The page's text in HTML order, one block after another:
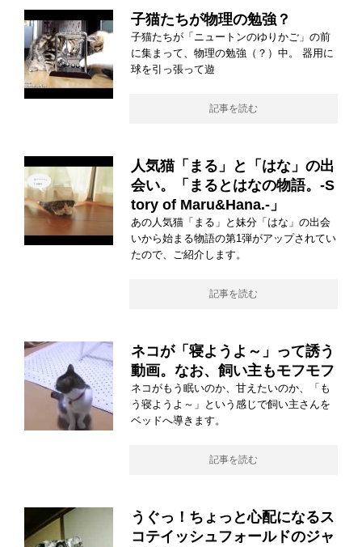
子猫たちが物理の勉強？
子猫たちが「ニュートンのゆりかご」の前
に集まって、物理の勉強（？）中。 器用に
球を引っ張って遊
記事を読む
人気猫「まる」と「はな」の出
会い。「まるとはなの物語。-S
tory of Maru&Hana.-」
あの人気猫「まる」と妹分「はな」の出会
いから始まる物語の第1弾がアップされてい
たので、ご紹介します。
記事を読む
ネコが「寝ようよ～」って誘う
動画。なお、飼い主もモフモフ
ネコがもう眠いのか、甘えたいのか、「も
う寝ようよ～」という感じで飼い主さんを
ベッドへ導きます。
記事を読む
うぐっ！ちょっと心配になるス
コテイッシュフォールドのジャ